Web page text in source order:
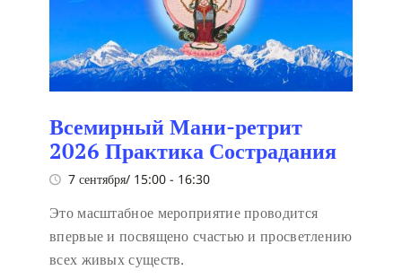
Всемирный Мани-ретрит
2026 Практика Сострадания
7 сентября/ 15:00 - 16:30
Это масштабное мероприятие проводится
впервые и посвящено счастью и просветлению
всех живых существ.